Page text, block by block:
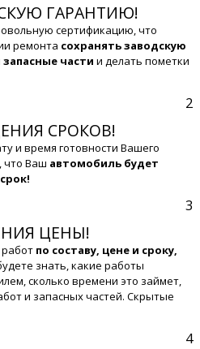
ГАРАНТИЮ!
сертификацию, что
ремонта сохранять заводскую
части и делать пометки
2
СРОКОВ!
и время готовности Вашего
что Ваш автомобиль будет
3
ЦЕНЫ!
по составу, цене и сроку,
знать, какие работы
сколько времени это займет,
и запасных частей. Скрытые
4